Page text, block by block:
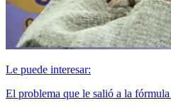
Le puede interesar:
El problema que le salió a la